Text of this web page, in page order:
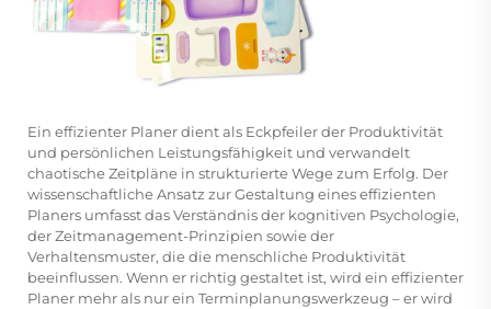
Ein effizienter Planer dient als Eckpfeiler der Produktivität
und persönlichen Leistungsfähigkeit und verwandelt
chaotische Zeitpläne in strukturierte Wege zum Erfolg. Der
wissenschaftliche Ansatz zur Gestaltung eines effizienten
Planers umfasst das Verständnis der kognitiven Psychologie,
der Zeitmanagement-Prinzipien sowie der
Verhaltensmuster, die die menschliche Produktivität
beeinflussen. Wenn er richtig gestaltet ist, wird ein effizienter
Planer mehr als nur ein Terminplanungswerkzeug – er wird